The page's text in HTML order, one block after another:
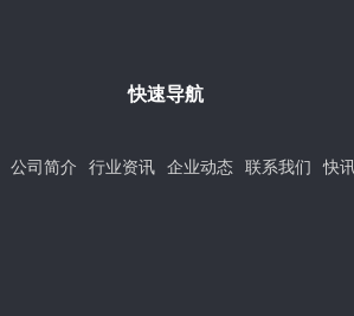
快速导航
公司简介 行业资讯 企业动态 联系我们 快